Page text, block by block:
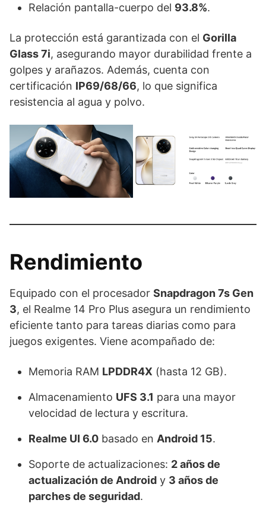
Relación pantalla-cuerpo del 93.8%.
La protección está garantizada con el Gorilla
Glass 7i, asegurando mayor durabilidad frente a
golpes y arañazos. Además, cuenta con
certificación IP69/68/66, lo que significa
resistencia al agua y polvo.
Rendimiento
Equipado con el procesador Snapdragon 7s Gen
3, el Realme 14 Pro Plus asegura un rendimiento
eficiente tanto para tareas diarias como para
juegos exigentes. Viene acompañado de:
Memoria RAM LPDDR4X (hasta 12 GB).
Almacenamiento UFS 3.1 para una mayor
velocidad de lectura y escritura.
Realme UI 6.0 basado en Android 15.
Soporte de actualizaciones: 2 años de
actualización de Android y 3 años de
parches de seguridad.